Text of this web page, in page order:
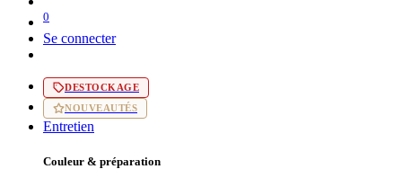
0
Se connecter
DESTOCKAGE
NOUVEAUTÉS
Entretien
Couleur & préparation